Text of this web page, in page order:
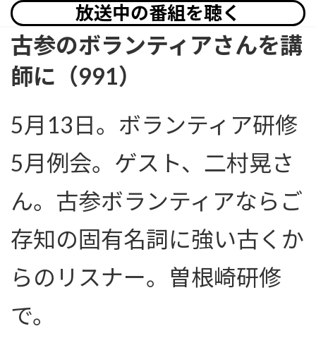
放送中の番組を聴く
古参のボランティアさんを講
師に（991）
5月13日。ボランティア研修
5月例会。ゲスト、二村晃さ
ん。古参ボランティアならご
存知の固有名詞に強い古くか
らのリスナー。曽根崎研修
で。